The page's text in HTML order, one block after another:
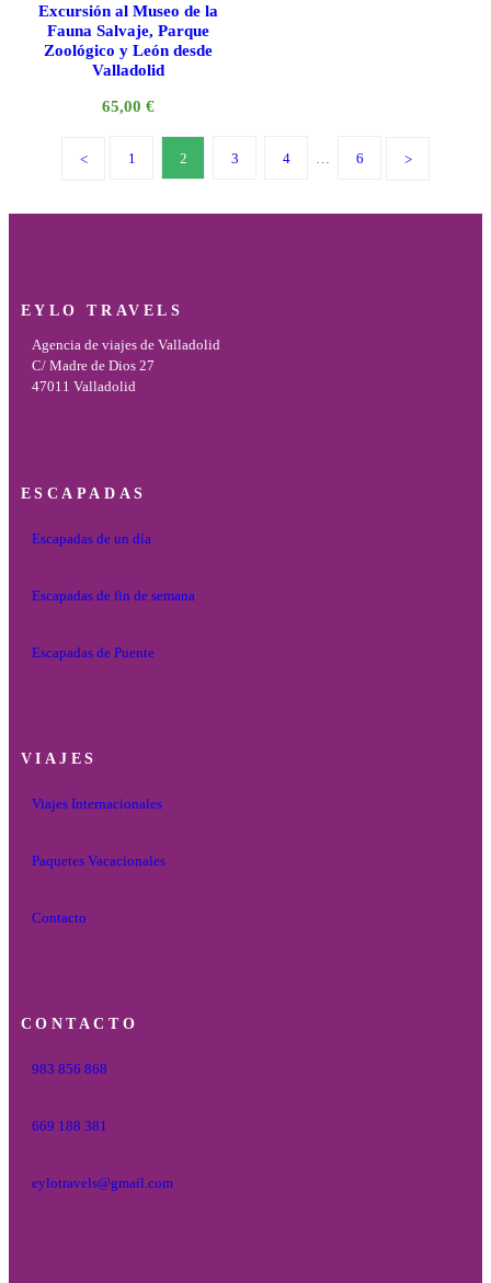
Excursión al Museo de la
Fauna Salvaje, Parque
Zoológico y León desde
Valladolid
65,00 €
1 2 3 4 … 6
EYLO TRAVELS
Agencia de viajes de Valladolid
C/ Madre de Dios 27
47011 Valladolid
ESCAPADAS
Escapadas de un día
Escapadas de fin de semana
Escapadas de Puente
VIAJES
Viajes Internacionales
Paquetes Vacacionales
Contacto
CONTACTO
983 856 868
669 188 381
eylotravels@gmail.com